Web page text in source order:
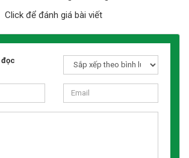
Click để đánh giá bài viết
đọc